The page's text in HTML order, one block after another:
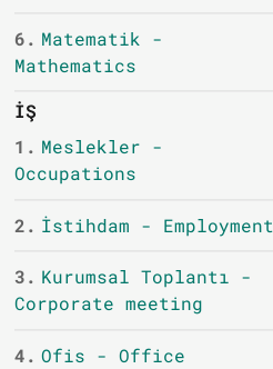
6. Matematik -
Mathematics
İŞ
1. Meslekler -
Occupations
2. İstihdam - Employment
3. Kurumsal Toplantı -
Corporate meeting
4. Ofis - Office